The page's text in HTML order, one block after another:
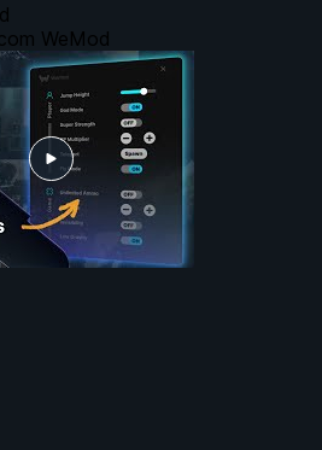
WeMod